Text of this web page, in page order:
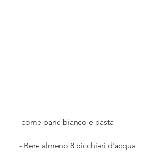
come pane bianco e pasta
- Bere almeno 8 bicchieri d'acqua